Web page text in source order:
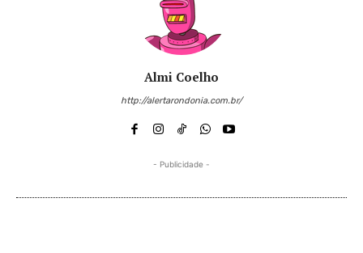
Almi Coelho
http://alertarondonia.com.br/
- Publicidade -